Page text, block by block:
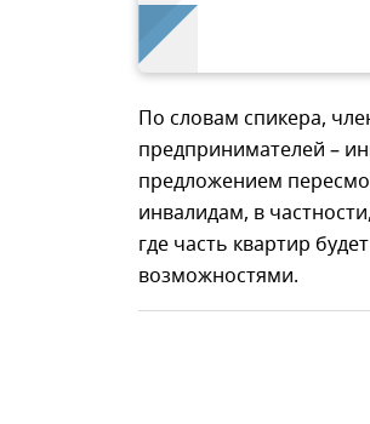
По словам спикера,
предпринимателей –
предложением
инвалидам, в
где часть квартир
возможностями.